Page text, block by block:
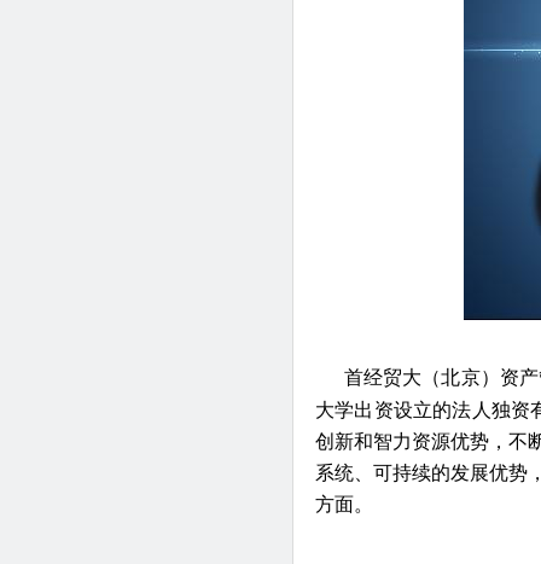
首经贸大（北京）资
大学出资设立的法人独资
创新和智力资源优势，不
系统、可持续的发展优势
方面。